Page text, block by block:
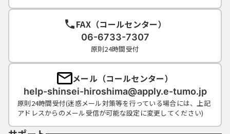
FAX（コールセンター）
06-6733-7307
原則24時間受付
メール（コールセンター）
help-shinsei-hiroshima@apply.e-tumo.jp
原則24時間受付(迷惑メール対策等を行っている場合には、上記
アドレスからのメール受信が可能な設定に変更してください)